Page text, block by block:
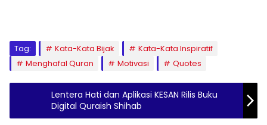
Tag: Kata-Kata Bijak
Kata-Kata Inspiratif
Menghafal Quran
Motivasi Quotes
Lentera Hati dan Aplikasi KESAN Rilis Buku
Digital Quraish Shihab